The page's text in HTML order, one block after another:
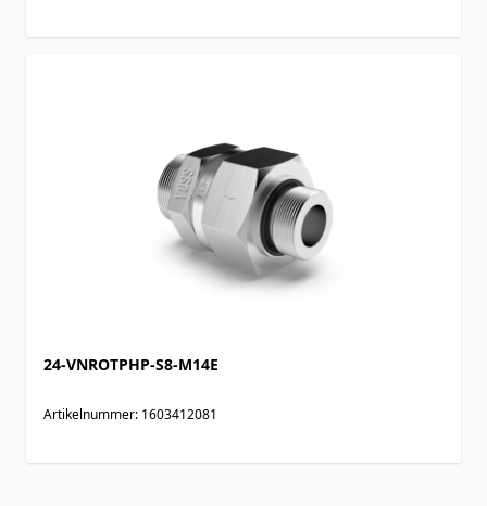
24-VNROTPHP-S8-M14E
Artikelnummer: 1603412081